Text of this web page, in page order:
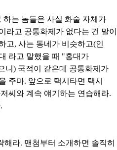
는 놈들은 사실 화술 자체가
라고 공통화제가 없다는 건 말이
고, 사는 동네가 비슷하고(인
라고 말했을 때 "홍대가
니) 국적이 같은데 공통화제가
주마. 앞으로 택시타면 택시
씨와 계속 얘기하는 연습해라.
라. 맨첨부터 소개하면 솔직히